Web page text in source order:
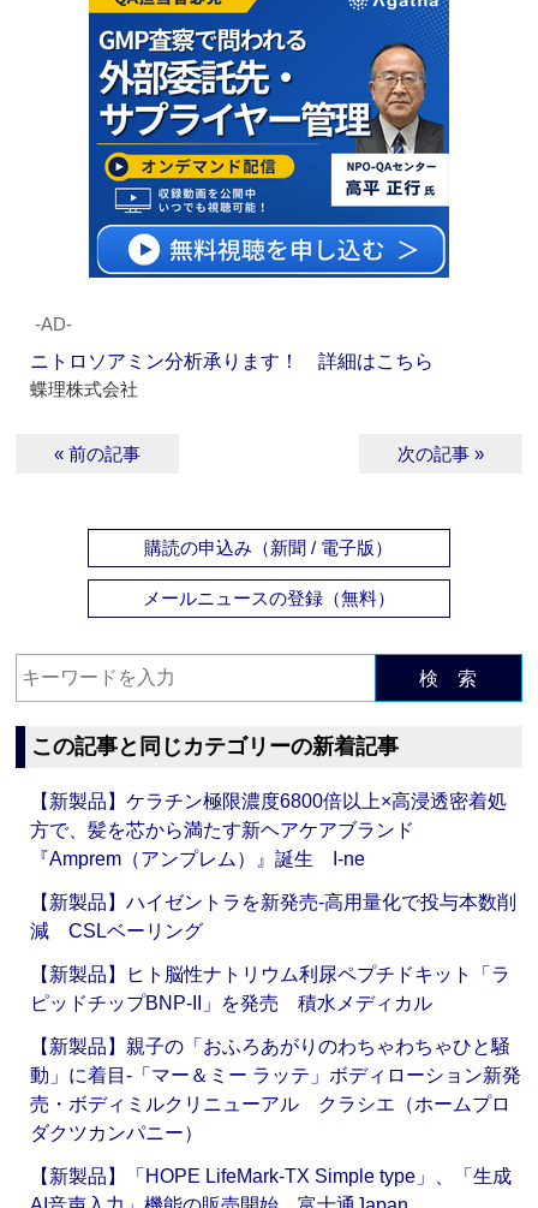
‐AD‐
ニトロソアミン分析承ります！ 詳細はこちら
蝶理株式会社
« 前の記事 次の記事 »
購読の申込み（新聞 / 電子版）
メールニュースの登録（無料）
検 索
この記事と同じカテゴリーの新着記事
【新製品】ケラチン極限濃度6800倍以上×高浸透密着処
方で、髪を芯から満たす新ヘアケアブランド
『Amprem（アンプレム）』誕生 I-ne
【新製品】ハイゼントラを新発売‐高用量化で投与本数削
減 CSLベーリング
【新製品】ヒト脳性ナトリウム利尿ペプチドキット「ラ
ピッドチップBNP-II」を発売 積水メディカル
【新製品】親子の「おふろあがりのわちゃわちゃひと騒
動」に着目‐「マー＆ミー ラッテ」ボディローション新発
売・ボディミルクリニューアル クラシエ（ホームプロ
ダクツカンパニー）
【新製品】「HOPE LifeMark-TX Simple type」、「生成